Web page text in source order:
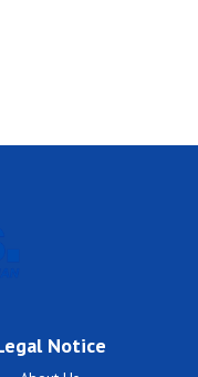
Notice